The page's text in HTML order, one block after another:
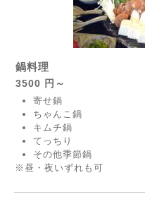
鍋料理
3500 円～
寄せ鍋
ちゃんこ鍋
キムチ鍋
てっちり
その他季節鍋
※昼・夜いずれも可